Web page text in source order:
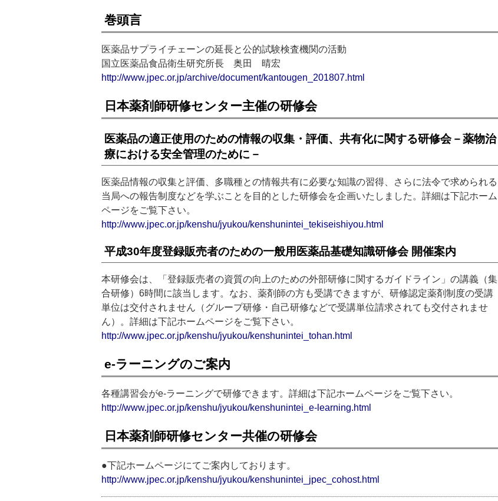
巻頭言
医薬品サプライチェーンの延長と公的試験検査機関の活動
国立医薬品食品衛生研究所長 奥田 晴宏
http://www.jpec.or.jp/archive/document/kantougen_201807.html
日本薬剤師研修センター主催の研修会
医薬品の適正使用のための情報の収集・評価、共有化に関する研修会－薬物治
療における安全管理のために－
医薬品情報の収集と評価、多職種との情報共有に必要な知識の習得、さらに法令で求められる
当局への報告制度などを学ぶことを目的とした研修会を企画いたしました。詳細は下記ホーム
ページをご覧下さい。
http://www.jpec.or.jp/kenshu/jyukou/kenshunintei_tekiseishiyou.html
平成30年度登録販売者のための一般用医薬品基礎知識研修会 開催案内
本研修会は、「登録販売者の資質の向上のための外部研修に関するガイドライン」の講義（集
合研修）6時間に該当します。なお、薬剤師の方も受講できますが、研修認定薬剤制度の受講
単位は交付されません（グループ研修・自己研修などで受講単位請求されても交付されませ
ん）。詳細は下記ホームページをご覧下さい。
http://www.jpec.or.jp/kenshu/jyukou/kenshunintei_tohan.html
e-ラーニングのご案内
各種講習会がe-ラーニングで研修できます。詳細は下記ホームページをご覧下さい。
http://www.jpec.or.jp/kenshu/jyukou/kenshunintei_e-learning.html
日本薬剤師研修センター共催の研修会
●下記ホームページにてご案内しております。
http://www.jpec.or.jp/kenshu/jyukou/kenshunintei_jpec_cohost.html